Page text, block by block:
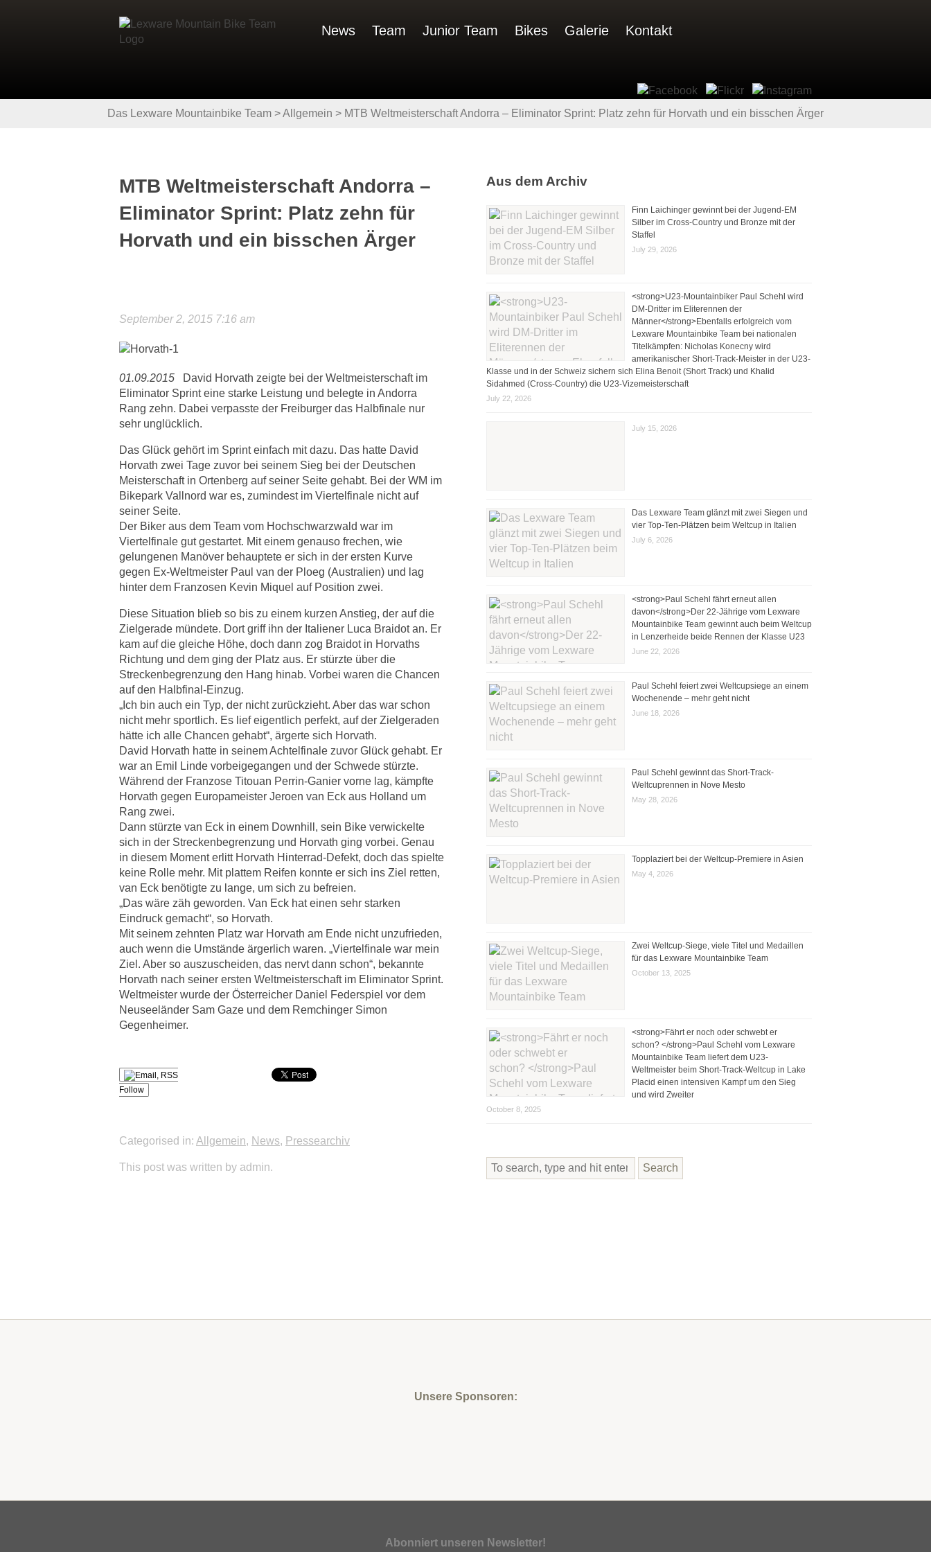
News Team Junior Team Bikes Galerie Kontakt
Das Lexware Mountainbike Team >Allgemein > MTB Weltmeisterschaft Andorra – Eliminator Sprint: Platz zehn für Horvath und ein bisschen Ärger
MTB Weltmeisterschaft Andorra –
Eliminator Sprint: Platz zehn für
Horvath und ein bisschen Ärger
September 2, 2015 7:16 am
01.09.2015
David Horvath zeigte bei der Weltmeisterschaft im
Eliminator Sprint eine starke Leistung und belegte in Andorra
Rang zehn. Dabei verpasste der Freiburger das Halbfinale nur
sehr unglücklich.
Das Glück gehört im Sprint einfach mit dazu. Das hatte David
Horvath zwei Tage zuvor bei seinem Sieg bei der Deutschen
Meisterschaft in Ortenberg auf seiner Seite gehabt. Bei der WM im
Bikepark Vallnord war es, zumindest im Viertelfinale nicht auf
seiner Seite.
Der Biker aus dem Team vom Hochschwarzwald war im
Viertelfinale gut gestartet. Mit einem genauso frechen, wie
gelungenen Manöver behauptete er sich in der ersten Kurve
gegen Ex-Weltmeister Paul van der Ploeg (Australien) und lag
hinter dem Franzosen Kevin Miquel auf Position zwei.
Diese Situation blieb so bis zu einem kurzen Anstieg, der auf die
Zielgerade mündete. Dort griff ihn der Italiener Luca Braidot an. Er
kam auf die gleiche Höhe, doch dann zog Braidot in Horvaths
Richtung und dem ging der Platz aus. Er stürzte über die
Streckenbegrenzung den Hang hinab. Vorbei waren die Chancen
auf den Halbfinal-Einzug.
„Ich bin auch ein Typ, der nicht zurückzieht. Aber das war schon
nicht mehr sportlich. Es lief eigentlich perfekt, auf der Zielgeraden
hätte ich alle Chancen gehabt“, ärgerte sich Horvath.
David Horvath hatte in seinem Achtelfinale zuvor Glück gehabt. Er
war an Emil Linde vorbeigegangen und der Schwede stürzte.
Während der Franzose Titouan Perrin-Ganier vorne lag, kämpfte
Horvath gegen Europameister Jeroen van Eck aus Holland um
Rang zwei.
Dann stürzte van Eck in einem Downhill, sein Bike verwickelte
sich in der Streckenbegrenzung und Horvath ging vorbei. Genau
in diesem Moment erlitt Horvath Hinterrad-Defekt, doch das spielte
keine Rolle mehr. Mit plattem Reifen konnte er sich ins Ziel retten,
van Eck benötigte zu lange, um sich zu befreien.
„Das wäre zäh geworden. Van Eck hat einen sehr starken
Eindruck gemacht“, so Horvath.
Mit seinem zehnten Platz war Horvath am Ende nicht unzufrieden,
auch wenn die Umstände ärgerlich waren. „Viertelfinale war mein
Ziel. Aber so auszuscheiden, das nervt dann schon“, bekannte
Horvath nach seiner ersten Weltmeisterschaft im Eliminator Sprint.
Weltmeister wurde der Österreicher Daniel Federspiel vor dem
Neuseeländer Sam Gaze und dem Remchinger Simon
Gegenheimer.
Follow
Categorised in: Allgemein, News, Pressearchiv
This post was written by admin.
Aus dem Archiv
Finn Laichinger gewinnt bei der Jugend-EM
Silber im Cross-Country und Bronze mit der
Staffel
July 29, 2026
<strong>U23-Mountainbiker Paul Schehl wird
DM-Dritter im Eliterennen der
Männer</strong>Ebenfalls erfolgreich vom
Lexware Mountainbike Team bei nationalen
Titelkämpfen: Nicholas Konecny wird
amerikanischer Short-Track-Meister in der U23-
Klasse und in der Schweiz sichern sich Elina Benoit (Short Track) und Khalid
Sidahmed (Cross-Country) die U23-Vizemeisterschaft
July 22, 2026
July 15, 2026
Das Lexware Team glänzt mit zwei Siegen und
vier Top-Ten-Plätzen beim Weltcup in Italien
July 6, 2026
<strong>Paul Schehl fährt erneut allen
davon</strong>Der 22-Jährige vom Lexware
Mountainbike Team gewinnt auch beim Weltcup
in Lenzerheide beide Rennen der Klasse U23
June 22, 2026
Paul Schehl feiert zwei Weltcupsiege an einem
Wochenende – mehr geht nicht
June 18, 2026
Paul Schehl gewinnt das Short-Track-
Weltcuprennen in Nove Mesto
May 28, 2026
Topplaziert bei der Weltcup-Premiere in Asien
May 4, 2026
Zwei Weltcup-Siege, viele Titel und Medaillen
für das Lexware Mountainbike Team
October 13, 2025
<strong>Fährt er noch oder schwebt er
schon? </strong>Paul Schehl vom Lexware
Mountainbike Team liefert dem U23-
Weltmeister beim Short-Track-Weltcup in Lake
Placid einen intensiven Kampf um den Sieg
und wird Zweiter
October 8, 2025
Search
Unsere Sponsoren:
Abonniert unseren Newsletter!